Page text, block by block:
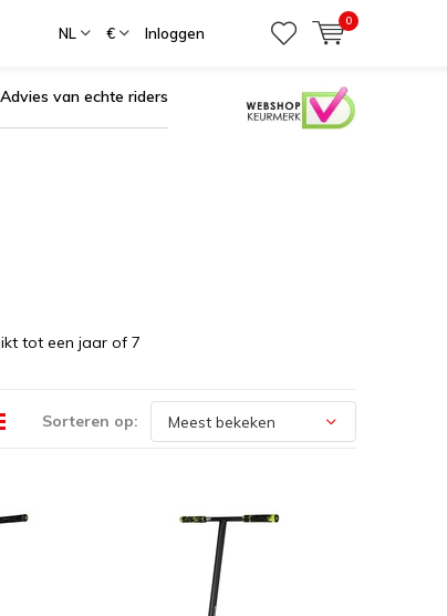
NL € Inloggen
0
Advies van echte riders
tot een jaar of 7
Sorteren op: